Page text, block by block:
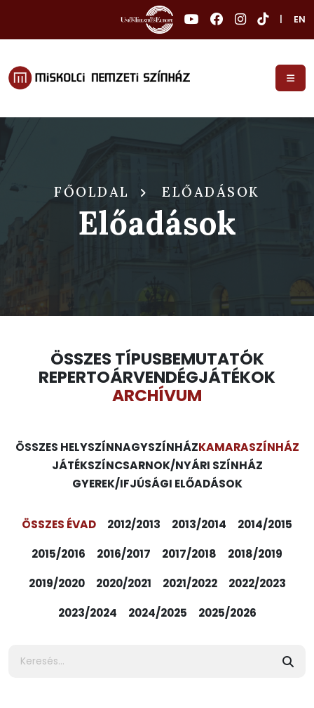
EN
FŐOLDAL ELŐADÁSOK
Előadások
ÖSSZES TÍPUSBEMUTATÓK
REPERTOÁRVENDÉGJÁTÉKOK
ARCHÍVUM
ÖSSZES HELYSZÍNNAGYSZÍNHÁZKAMARASZÍNHÁZ
JÁTÉKSZÍNCSARNOK/NYÁRI SZÍNHÁZ
GYEREK/IFJÚSÁGI ELŐADÁSOK
ÖSSZES ÉVAD 2012/2013 2013/2014
2014/2015
2015/2016
2016/2017 2017/2018
2018/2019
2019/2020
2020/2021 2021/2022
2022/2023
2023/2024
2024/2025 2025/2026